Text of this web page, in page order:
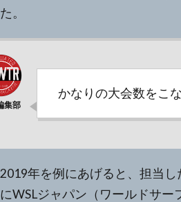
た。
かなりの大会数をこ
2019年を例にあげると、担当
にWSLジャパン（ワールドサ